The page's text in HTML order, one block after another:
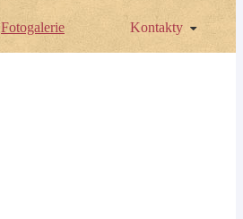
Fotogalerie Kontakty